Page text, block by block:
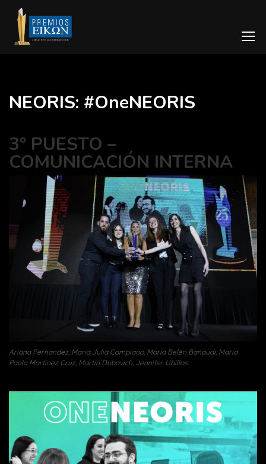
NEORIS: #OneNEORIS
3° PUESTO –
COMUNICACIÓN INTERNA
Ariana Fernandez, María Julia Compiano, María Belén Banaudi, María
Paola Martínez Cruz, Martín Dubovich, Jennifer Ubillos